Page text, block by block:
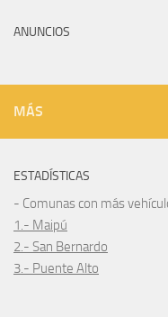
ANUNCIOS
MÁS
ESTADÍSTICAS
- Comunas con más
1.- Maipú
2.- San Bernardo
3.- Puente Alto